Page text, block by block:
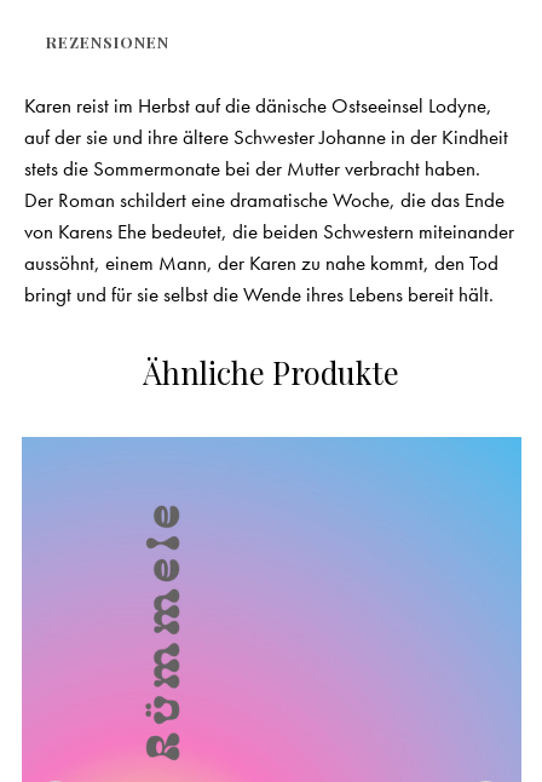
REZENSIONEN
Karen reist im Herbst auf die dänische Ostseeinsel Lodyne,
auf der sie und ihre ältere Schwester Johanne in der Kindheit
stets die Sommermonate bei der Mutter verbracht haben.
Der Roman schildert eine dramatische Woche, die das Ende
von Karens Ehe bedeutet, die beiden Schwestern miteinander
aussöhnt, einem Mann, der Karen zu nahe kommt, den Tod
bringt und für sie selbst die Wende ihres Lebens bereit hält.
Ähnliche Produkte